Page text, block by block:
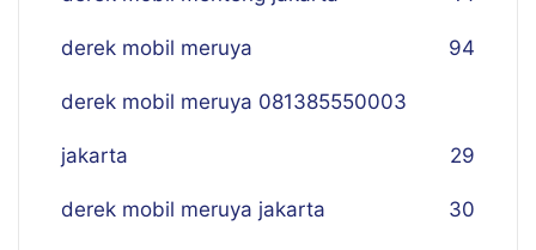
derek mobil meruya 94
derek mobil meruya 081385550003
jakarta 29
derek mobil meruya jakarta 30